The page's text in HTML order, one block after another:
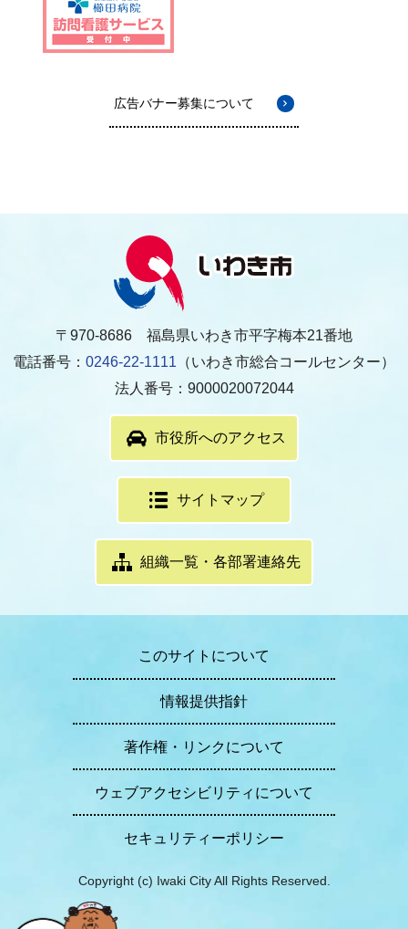
広告バナー募集について
〒970-8686 福島県いわき市平字梅本21番地
電話番号： 0246-22-1111 （いわき市総合コールセンター）
法人番号：9000020072044
市役所へのアクセス
サイトマップ
組織一覧・各部署連絡先
このサイトについて
情報提供指針
著作権・リンクについて
ウェブアクセシビリティについて
セキュリティーポリシー
Copyright (c) Iwaki City All Rights Reserved.